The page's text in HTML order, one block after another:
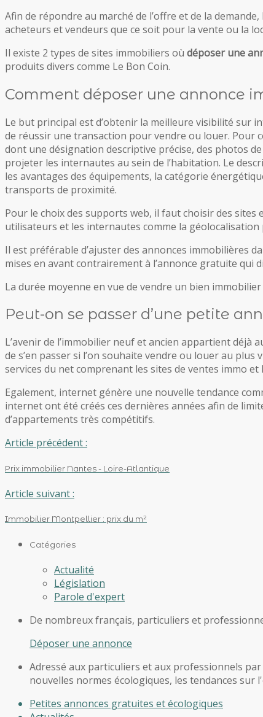
Afin de répondre au marché de l’offre et de la
acheteurs et vendeurs que ce soit pour la vente ou la
Il existe 2 types de sites immobiliers où déposer une
produits divers comme Le Bon Coin.
Comment déposer une annonce
Le but principal est d’obtenir la meilleure visibilité sur
de réussir une transaction pour vendre ou louer. Pour
dont une désignation descriptive précise, des photos
projeter les internautes au sein de l’habitation. Le
les avantages des équipements, la catégorie
transports de proximité.
Pour le choix des supports web, il faut choisir des
utilisateurs et les internautes comme la géolocalisation
Il est préférable d’ajuster des annonces immobilières
mises en avant contrairement à l’annonce gratuite qui
La durée moyenne en vue de vendre un bien
Peut-on se passer d’une petite
L’avenir de l’immobilier neuf et ancien appartient
de s’en passer si l’on souhaite vendre ou louer au
services du net comprenant les sites de ventes immo et
Egalement, internet génère une nouvelle tendance
internet ont été créés ces dernières années afin de
d’appartements très compétitifs.
Article précédent :
Prix immobilier Nantes - Loire-Atlantique
Article suivant :
Immobilier Montpellier : prix du m²
Catégories
Actualité
Législation
Parole d'expert
De nombreux français, particuliers et
Déposer une annonce
Adressé aux particuliers et aux professionnels
nouvelles normes écologiques, les tendances
Petites annonces gratuites et écologiques